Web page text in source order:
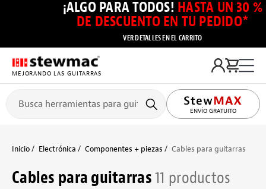
¡ALGO PARA TODOS! HASTA UN 30 %
DE DESCUENTO EN TU PEDIDO*
VER DETALLES EN EL CARRITO
MEJORANDO LAS GUITARRAS
ENVÍO GRATUITO
Inicio Electrónica Componentes + piezas Cables para guitarras
Cables para guitarras11 productos